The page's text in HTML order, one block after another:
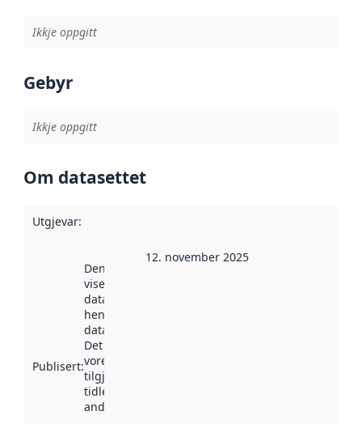
Ikkje oppgitt
Gebyr
Ikkje oppgitt
Om datasettet
Utgjevar:
Publisert:
Denne datoen
viser når
datasettet vart
henta inn av
data.norge.no.
Det kan ha
vore
tilgjengeleg
tidlegare
andre stader.
12. november 2025